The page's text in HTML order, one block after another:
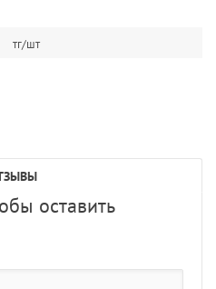
тг/шт
оставить